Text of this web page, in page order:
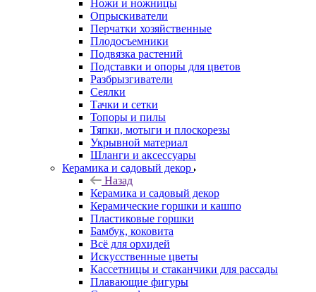
Ножи и ножницы
Опрыскиватели
Перчатки хозяйственные
Плодосъемники
Подвязка растений
Подставки и опоры для цветов
Разбрызгиватели
Сеялки
Тачки и сетки
Топоры и пилы
Тяпки, мотыги и плоскорезы
Укрывной материал
Шланги и аксессуары
Керамика и садовый декор
Назад
Керамика и садовый декор
Керамические горшки и кашпо
Пластиковые горшки
Бамбук, коковита
Всё для орхидей
Искусственные цветы
Кассетницы и стаканчики для рассады
Плавающие фигуры